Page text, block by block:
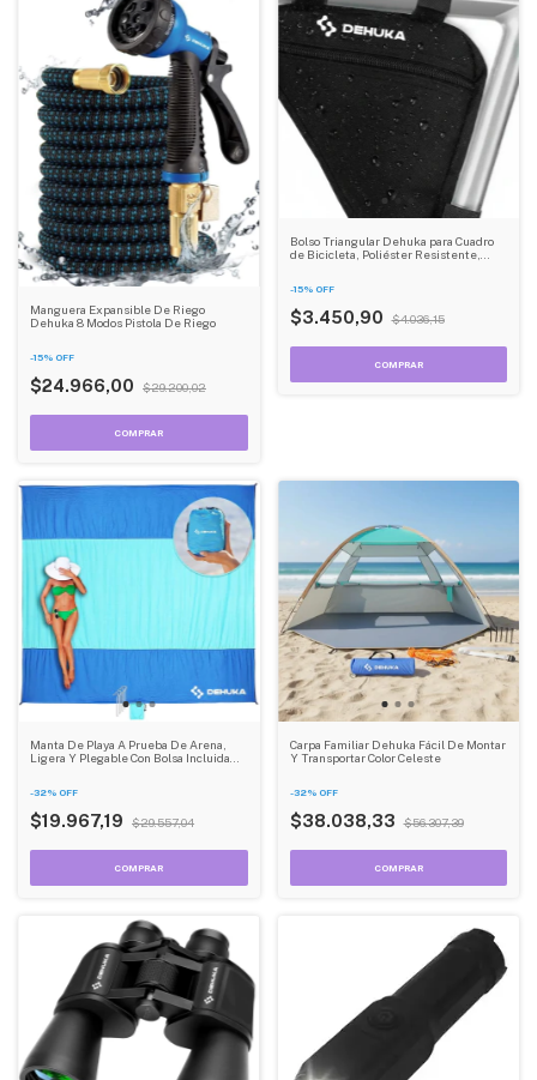
Manguera Expansible De Riego
Dehuka 8 Modos Pistola De Riego
-15% OFF
$24.966,00 $29.200,02
Bolso Triangular Dehuka para Cuadro
de Bicicleta, Poliéster Resistente,
-15% OFF
$3.450,90 $4.036,15
Manta De Playa A Prueba De Arena,
Ligera Y Plegable Con Bolsa Incluida
-32% OFF
$19.967,19 $29.557,04
Carpa Familiar Dehuka Fácil De Montar
Y Transportar Color Celeste
-32% OFF
$38.038,33 $56.307,39